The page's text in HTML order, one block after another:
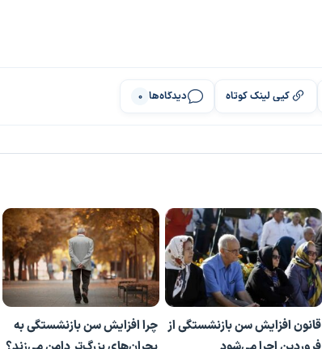
کپی لینک کوتاه دیدگاه‌ها 0
قانون افزایش سن بازنشستگی از چرا افزایش سن بازنشستگی به